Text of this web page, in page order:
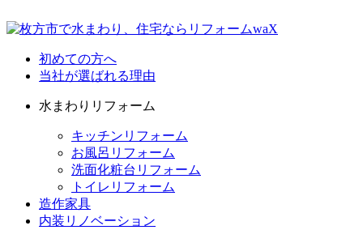
初めての方へ
当社が選ばれる理由
水まわりリフォーム
キッチンリフォーム
お風呂リフォーム
洗面化粧台リフォーム
トイレリフォーム
造作家具
内装リノベーション